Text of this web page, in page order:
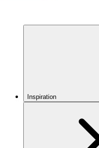
Inspiration